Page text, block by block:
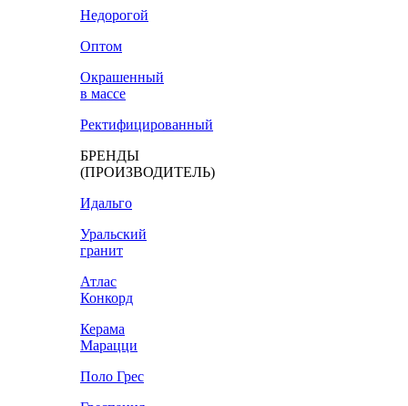
Недорогой
Оптом
Окрашенный
в массе
Ректифицированный
БРЕНДЫ
(ПРОИЗВОДИТЕЛЬ)
Идальго
Уральский
гранит
Атлас
Конкорд
Керама
Марацци
Поло Грес